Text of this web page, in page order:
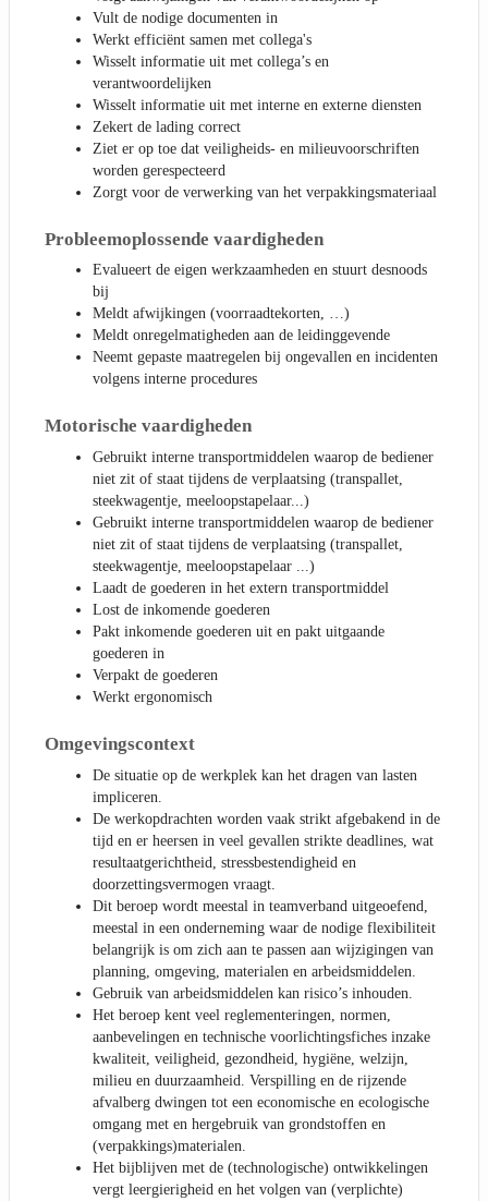
Vult de nodige documenten in
Werkt efficiënt samen met collega's
Wisselt informatie uit met collega’s en
verantwoordelijken
Wisselt informatie uit met interne en externe diensten
Zekert de lading correct
Ziet er op toe dat veiligheids- en milieuvoorschriften
worden gerespecteerd
Zorgt voor de verwerking van het verpakkingsmateriaal
Probleemoplossende vaardigheden
Evalueert de eigen werkzaamheden en stuurt desnoods
bij
Meldt afwijkingen (voorraadtekorten, …)
Meldt onregelmatigheden aan de leidinggevende
Neemt gepaste maatregelen bij ongevallen en incidenten
volgens interne procedures
Motorische vaardigheden
Gebruikt interne transportmiddelen waarop de bediener
niet zit of staat tijdens de verplaatsing (transpallet,
steekwagentje, meeloopstapelaar...)
Gebruikt interne transportmiddelen waarop de bediener
niet zit of staat tijdens de verplaatsing (transpallet,
steekwagentje, meeloopstapelaar ...)
Laadt de goederen in het extern transportmiddel
Lost de inkomende goederen
Pakt inkomende goederen uit en pakt uitgaande
goederen in
Verpakt de goederen
Werkt ergonomisch
Omgevingscontext
De situatie op de werkplek kan het dragen van lasten
impliceren.
De werkopdrachten worden vaak strikt afgebakend in de
tijd en er heersen in veel gevallen strikte deadlines, wat
resultaatgerichtheid, stressbestendigheid en
doorzettingsvermogen vraagt.
Dit beroep wordt meestal in teamverband uitgeoefend,
meestal in een onderneming waar de nodige flexibiliteit
belangrijk is om zich aan te passen aan wijzigingen van
planning, omgeving, materialen en arbeidsmiddelen.
Gebruik van arbeidsmiddelen kan risico’s inhouden.
Het beroep kent veel reglementeringen, normen,
aanbevelingen en technische voorlichtingsfiches inzake
kwaliteit, veiligheid, gezondheid, hygiëne, welzijn,
milieu en duurzaamheid. Verspilling en de rijzende
afvalberg dwingen tot een economische en ecologische
omgang met en hergebruik van grondstoffen en
(verpakkings)materialen.
Het bijblijven met de (technologische) ontwikkelingen
vergt leergierigheid en het volgen van (verplichte)